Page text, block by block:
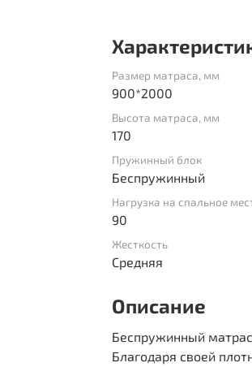
Размер матраса, мм
900*2000
Высота матраса, мм
170
Пружинный блок
Беспружинный
Нагрузка на спальное
90
Жесткость
Средняя
Описание
Беспружинный
Благодаря своей